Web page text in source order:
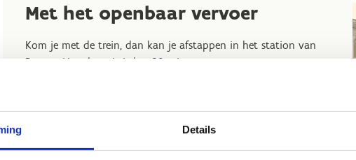
Details
Met het openbaar vervoer
Kom je met de trein, dan kan je afstappen in het station van
Brugge. Van daaruit is het 30 minuten stappen naar ons
Vanuit het station kan je bus nummer 3 naar het sportcentrum